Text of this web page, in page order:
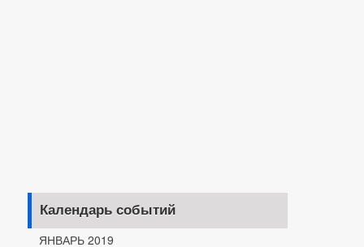
Календарь событий
ЯНВАРЬ 2019